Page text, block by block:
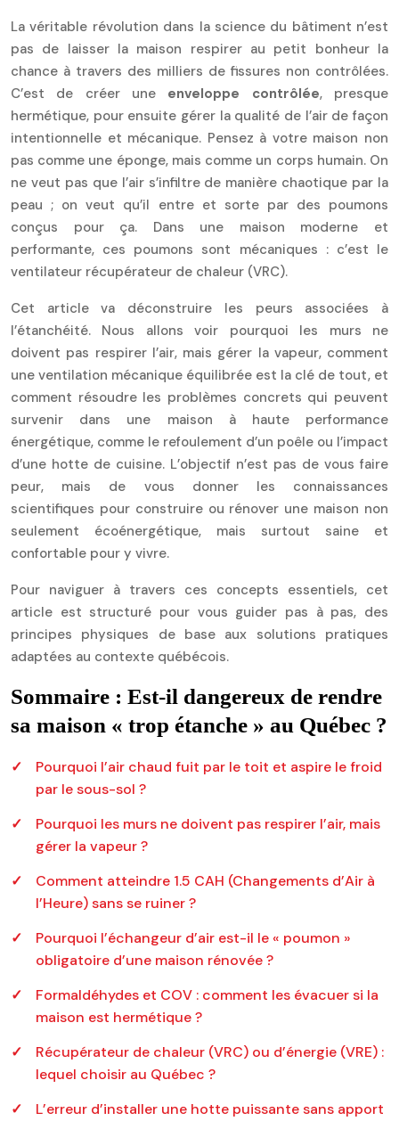
La véritable révolution dans la science du bâtiment n’est
pas de laisser la maison respirer au petit bonheur la
chance à travers des milliers de fissures non contrôlées.
C’est de créer une enveloppe contrôlée, presque
hermétique, pour ensuite gérer la qualité de l’air de façon
intentionnelle et mécanique. Pensez à votre maison non
pas comme une éponge, mais comme un corps humain. On
ne veut pas que l’air s’infiltre de manière chaotique par la
peau ; on veut qu’il entre et sorte par des poumons
conçus pour ça. Dans une maison moderne et
performante, ces poumons sont mécaniques : c’est le
ventilateur récupérateur de chaleur (VRC).
Cet article va déconstruire les peurs associées à
l’étanchéité. Nous allons voir pourquoi les murs ne
doivent pas respirer l’air, mais gérer la vapeur, comment
une ventilation mécanique équilibrée est la clé de tout, et
comment résoudre les problèmes concrets qui peuvent
survenir dans une maison à haute performance
énergétique, comme le refoulement d’un poêle ou l’impact
d’une hotte de cuisine. L’objectif n’est pas de vous faire
peur, mais de vous donner les connaissances
scientifiques pour construire ou rénover une maison non
seulement écoénergétique, mais surtout saine et
confortable pour y vivre.
Pour naviguer à travers ces concepts essentiels, cet
article est structuré pour vous guider pas à pas, des
principes physiques de base aux solutions pratiques
adaptées au contexte québécois.
Sommaire : Est-il dangereux de rendre
sa maison « trop étanche » au Québec ?
Pourquoi l’air chaud fuit par le toit et aspire le froid
par le sous-sol ?
Pourquoi les murs ne doivent pas respirer l’air, mais
gérer la vapeur ?
Comment atteindre 1.5 CAH (Changements d’Air à
l’Heure) sans se ruiner ?
Pourquoi l’échangeur d’air est-il le « poumon »
obligatoire d’une maison rénovée ?
Formaldéhydes et COV : comment les évacuer si la
maison est hermétique ?
Récupérateur de chaleur (VRC) ou d’énergie (VRE) :
lequel choisir au Québec ?
L’erreur d’installer une hotte puissante sans apport